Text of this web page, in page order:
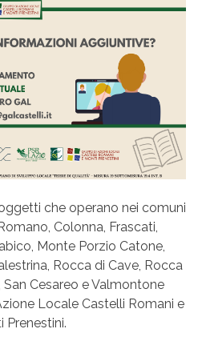
che operano nei comuni
Colonna, Frascati,
Monte Porzio Catone,
Rocca di Cave, Rocca
San Cesareo e Valmontone
Locale Castelli Romani e
Prenestini.